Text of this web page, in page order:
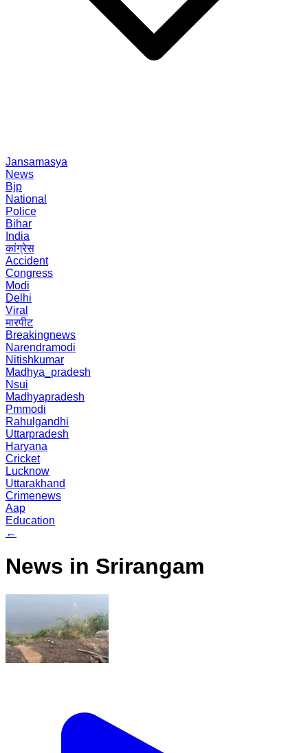
Jansamasya
News
Bjp
National
Police
Bihar
India
कांग्रेस
Accident
Congress
Modi
Delhi
Viral
मारपीट
Breakingnews
Narendramodi
Nitishkumar
Madhya_pradesh
Nsui
Madhyapradesh
Pmmodi
Rahulgandhi
Uttarpradesh
Haryana
Cricket
Lucknow
Uttarakhand
Crimenews
Aap
Education
←
News in Srirangam